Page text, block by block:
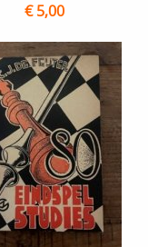
€ 5,00